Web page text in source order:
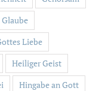
Glaube
Liebe
Heiliger Geist
Hingabe an Gott